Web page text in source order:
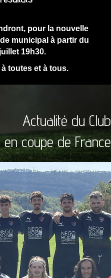
pour la nouvelle
municipal à partir du
19h30.
toutes et à tous.
Actualité du Club
coupe de France